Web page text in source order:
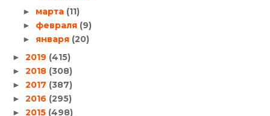
► марта (11)
► февраля (9)
► января (20)
► 2019 (415)
► 2018 (308)
► 2017 (387)
► 2016 (295)
► 2015 (498)